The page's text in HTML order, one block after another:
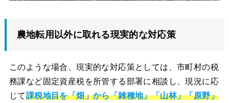
農地転用以外に取れる現実的な対応策
このような場合、現実的な対応策としては、市町村の税
務課など固定資産税を所管する部署に相談し、現況に応
じて課税地目を「畑」から「雑種地」「山林」「原野」